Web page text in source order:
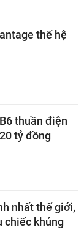
thế hệ
thuần điện
tỷ đồng
nhất thế giới,
chiếc khủng